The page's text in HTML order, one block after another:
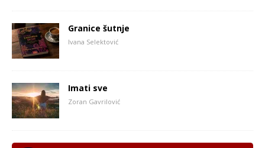
Granice šutnje
Ivana Selektović
Imati sve
Zoran Gavrilović